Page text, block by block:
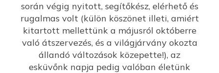
során végig nyitott, segítőkész, elérhető és
rugalmas volt (külön köszönet illeti, amiért
kitartott mellettünk a májusról októberre
való átszervezés, és a világjárvány okozta
állandó változások közepette!), az
esküvőnk napja pedig valóban életünk